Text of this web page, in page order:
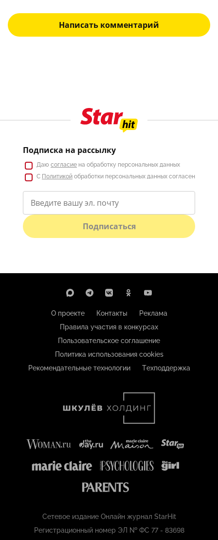
Написать комментарий
Подписка на рассылку
Даю согласие на обработку персональных данных
С Политикой обработки персональных данных согласен
Подписаться
О проекте Контакты
Реклама
Правила участия в конкурсах
Пользовательское соглашение
Политика использования cookies
Рекомендательные технологии
Техподдержка
Сетевое издание Онлайн журнал StarHit
Регистрационный номер ЭЛ № ФС 77 - 83698